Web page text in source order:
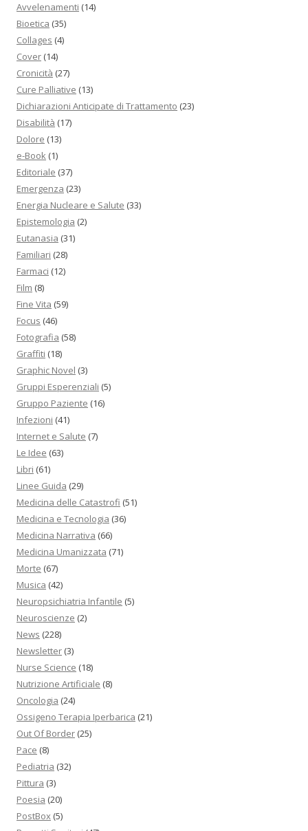
Avvelenamenti (14)
Bioetica (35)
Collages (4)
Cover (14)
Cronicità (27)
Cure Palliative (13)
Dichiarazioni Anticipate di Trattamento (23)
Disabilità (17)
Dolore (13)
e-Book (1)
Editoriale (37)
Emergenza (23)
Energia Nucleare e Salute (33)
Epistemologia (2)
Eutanasia (31)
Familiari (28)
Farmaci (12)
Film (8)
Fine Vita (59)
Focus (46)
Fotografia (58)
Graffiti (18)
Graphic Novel (3)
Gruppi Esperenziali (5)
Gruppo Paziente (16)
Infezioni (41)
Internet e Salute (7)
Le Idee (63)
Libri (61)
Linee Guida (29)
Medicina delle Catastrofi (51)
Medicina e Tecnologia (36)
Medicina Narrativa (66)
Medicina Umanizzata (71)
Morte (67)
Musica (42)
Neuropsichiatria Infantile (5)
Neuroscienze (2)
News (228)
Newsletter (3)
Nurse Science (18)
Nutrizione Artificiale (8)
Oncologia (24)
Ossigeno Terapia Iperbarica (21)
Out Of Border (25)
Pace (8)
Pediatria (32)
Pittura (3)
Poesia (20)
PostBox (5)